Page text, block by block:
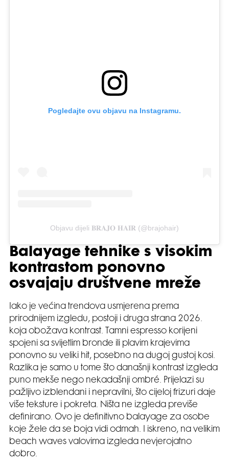
Pogledajte ovu objavu na Instagramu.
Objavu dijeli 𝐁𝐑𝐀𝐉𝐎 𝐇𝐀𝐈𝐑 (@brajohair)
Balayage tehnike s visokim
kontrastom ponovno
osvajaju društvene mreže
Iako je većina trendova usmjerena prema
prirodnijem izgledu, postoji i druga strana 2026.
koja obožava kontrast. Tamni espresso korijeni
spojeni sa svijetlim bronde ili plavim krajevima
ponovno su veliki hit, posebno na dugoj gustoj kosi.
Razlika je samo u tome što današnji kontrast izgleda
puno mekše nego nekadašnji ombré. Prijelazi su
pažljivo izblendani i nepravilni, što cijeloj frizuri daje
više teksture i pokreta. Ništa ne izgleda previše
definirano. Ovo je definitivno balayage za osobe
koje žele da se boja vidi odmah. I iskreno, na velikim
beach waves valovima izgleda nevjerojatno
dobro.